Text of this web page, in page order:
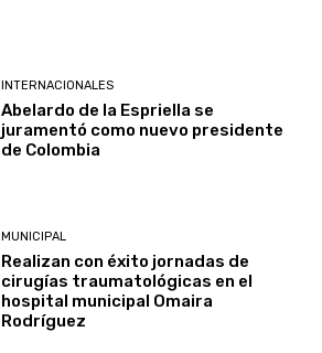
INTERNACIONALES
Abelardo de la Espriella se
juramentó como nuevo presidente
de Colombia
MUNICIPAL
Realizan con éxito jornadas de
cirugías traumatológicas en el
hospital municipal Omaira
Rodríguez